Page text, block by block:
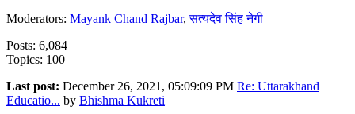
Moderators: Mayank Chand Rajbar,सत्यदेव सिंह नेगी
Posts: 6,084
Topics: 100
Last post: December 26, 2021, 05:09:09 PM Re: Uttarakhand
Educatio... by Bhishma Kukreti